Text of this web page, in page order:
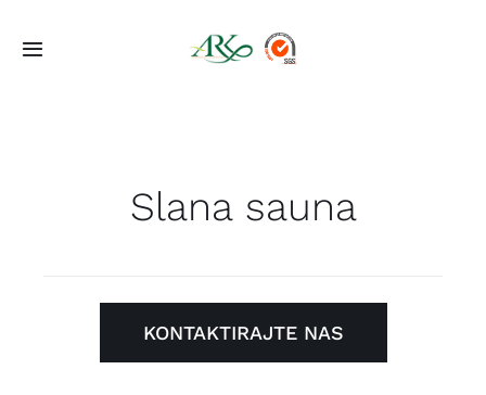
Toggle
Slana sauna
KONTAKTIRAJTE NAS